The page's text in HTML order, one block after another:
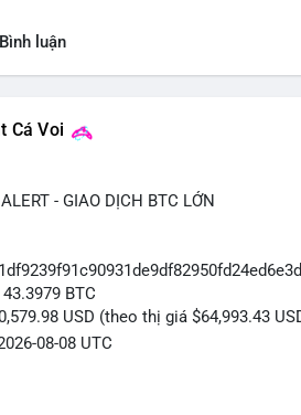
Bình luận
Cá Voi
- GIAO DỊCH BTC LỚN
BTC
USD (theo thị giá $64,993.43
08-08 UTC
vi của Cá voi dựa trên giao dịch này: